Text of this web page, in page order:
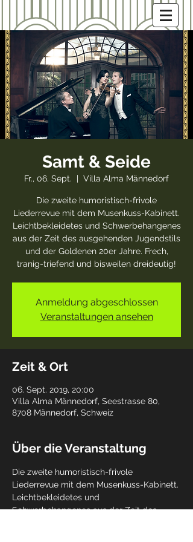
Samt & Seide
Fr., 06. Sept.
  |
Villa Alma Männedorf
Die zweite humoristisch-frivole
Liederrevue mit dem Musenkuss-Kabinett.
Leichtbekleidetes und Schwerbehangenes
aus der Zeit des ausgehenden Jugendstils
und der Goldenen 20er Jahre. Frech,
tranig-triefend und bisweilen dreideutig!
Anmeldung abgeschlossen
Veranstaltungen ansehen
Zeit & Ort
06. Sept. 2019, 20:00
Villa Alma Männedorf, Seestrasse 80,
8708 Männedorf, Schweiz
Über die Veranstaltung
Die zweite humoristisch-frivole
Liederrevue mit dem Musenkuss-Kabinett.
Leichtbekleidetes und
Schwerbehangenes aus der Zeit des